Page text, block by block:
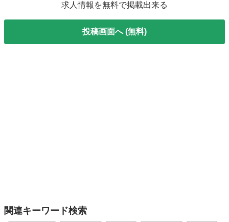
求人情報を無料で掲載出来る
投稿画面へ (無料)
関連キーワード検索